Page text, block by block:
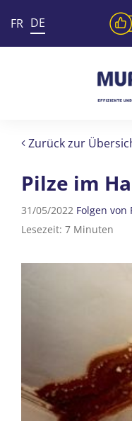
FR DE
Zurück zur
Pilze im
31/05/2022 Folgen von
Lesezeit: 7 Minuten